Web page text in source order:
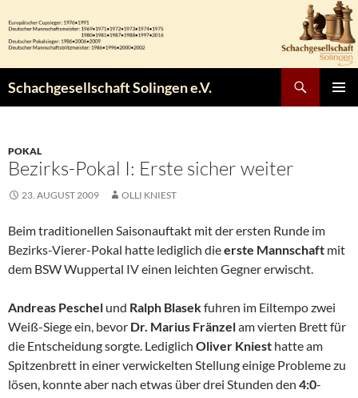
Inhalt
springen
Schachgesellschaft Solingen e.V.
POKAL
Bezirks-Pokal I: Erste sicher weiter
23. AUGUST 2009 OLLI KNIEST
Beim traditionellen Saisonauftakt mit der ersten Runde im
Bezirks-Vierer-Pokal hatte lediglich dieerste Mannschaft mit
dem BSW Wuppertal IV einen leichten Gegner erwischt.
Andreas Peschel und Ralph Blasekfuhren im Eiltempo zwei
Weiß-Siege ein, bevor Dr. Marius Fränzelam vierten Brett für
die Entscheidung sorgte. Lediglich Oliver Kniest hatte am
Spitzenbrett in einer verwickelten Stellung einige Probleme zu
lösen, konnte aber nach etwas über drei Stunden den 4:0-